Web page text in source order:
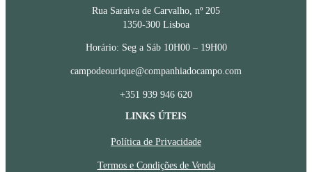
LINKS ÚTEIS
Política de Privacidade
Termos e Condições de Venda
Rua Saraiva de Carvalho, nº 205
1350-300 Lisboa
Horário: Seg a Sáb 10H00 – 19H00
campodeourique@companhiadocampo.com
+351 939 946 620